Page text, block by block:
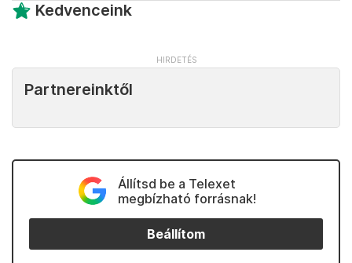
Kedvenceink
Partnereinktől
Állítsd be a Telexet
megbízható forrásnak!
Beállítom